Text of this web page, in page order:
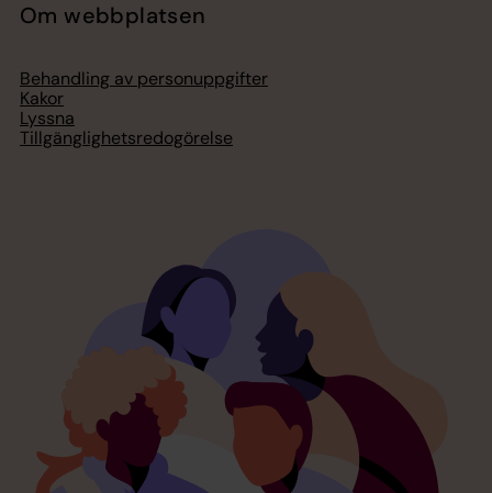
Om webbplatsen
Behandling av personuppgifter
Kakor
Lyssna
Tillgänglighetsredogörelse